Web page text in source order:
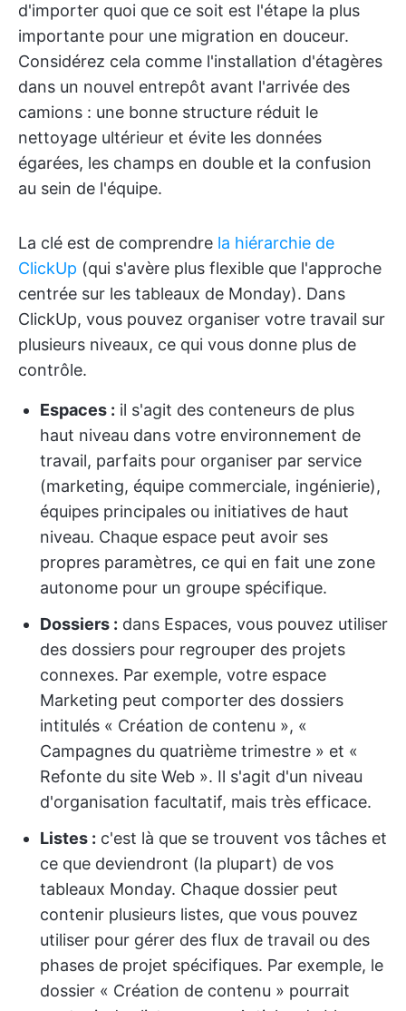
d'importer quoi que ce soit est l'étape la plus
importante pour une migration en douceur.
Considérez cela comme l'installation d'étagères
dans un nouvel entrepôt avant l'arrivée des
camions : une bonne structure réduit le
nettoyage ultérieur et évite les données
égarées, les champs en double et la confusion
au sein de l'équipe.
La clé est de comprendre la hiérarchie de
ClickUp (qui s'avère plus flexible que l'approche
centrée sur les tableaux de Monday). Dans
ClickUp, vous pouvez organiser votre travail sur
plusieurs niveaux, ce qui vous donne plus de
contrôle.
Espaces : il s'agit des conteneurs de plus
haut niveau dans votre environnement de
travail, parfaits pour organiser par service
(marketing, équipe commerciale, ingénierie),
équipes principales ou initiatives de haut
niveau. Chaque espace peut avoir ses
propres paramètres, ce qui en fait une zone
autonome pour un groupe spécifique.
Dossiers : dans Espaces, vous pouvez utiliser
des dossiers pour regrouper des projets
connexes. Par exemple, votre espace
Marketing peut comporter des dossiers
intitulés « Création de contenu », «
Campagnes du quatrième trimestre » et «
Refonte du site Web ». Il s'agit d'un niveau
d'organisation facultatif, mais très efficace.
Listes : c'est là que se trouvent vos tâches et
ce que deviendront (la plupart) de vos
tableaux Monday. Chaque dossier peut
contenir plusieurs listes, que vous pouvez
utiliser pour gérer des flux de travail ou des
phases de projet spécifiques. Par exemple, le
dossier « Création de contenu » pourrait